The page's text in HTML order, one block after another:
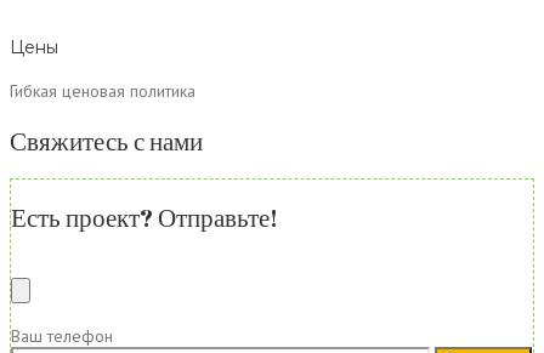
Цены
Гибкая ценовая политика
Свяжитесь с нами
Есть проект? Отправьте!
Ваш телефон